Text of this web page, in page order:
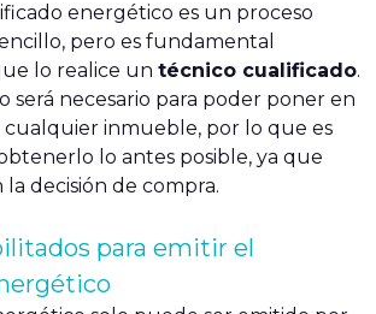
energético es un proceso
pero es fundamental
lo realice un técnico cualificado.
será necesario para poder poner en
inmueble, por lo que es
lo antes posible, ya que
decisión de compra.
para emitir el